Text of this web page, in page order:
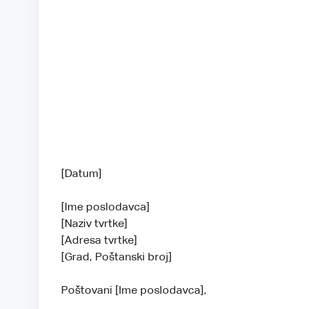
[Datum]
[Ime poslodavca]
[Naziv tvrtke]
[Adresa tvrtke]
[Grad, Poštanski broj]
Poštovani [Ime poslodavca],